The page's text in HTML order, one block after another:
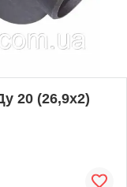
20 (26,9х2)